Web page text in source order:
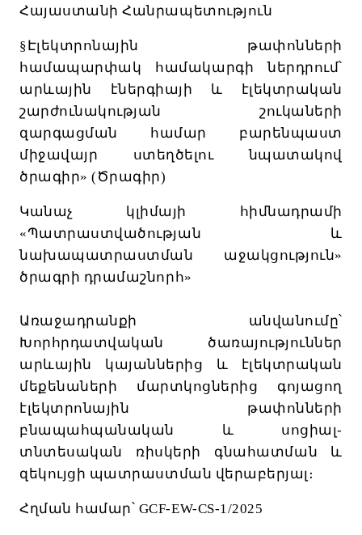
Հայաստանի Հանրապետություն
§Էլեկտրոնային
թափոնների
համապարփակ
համակարգի
ներդրում՝
արևային
էներգիայի և
էլեկտրական
շարժունակության
շուկաների
զարգացման
համար
բարենպաստ
միջավայր
ստեղծելու
նպատակով
ծրագիր» ( Ծրագիր)
Կանաչ կլիմայի
հիմնադրամի
«Պատրաստվածության
և
նախապատրաստման
աջակցություն»
ծրագրի դրամաշնորհ»
Առաջադրանքի
անվանումը՝
Խորհրդատվական
ծառայություններ
արևային
կայաններից և
էլեկտրական
մեքենաների
մարտկոցներից
գոյացող
էլեկտրոնային
թափոնների
բնապահպանական
և սոցիալ-
տնտեսական
ռիսկերի գնահատման
և
զեկույցի պատրաստման վերաբերյալ։
Հղման համար՝ GCF-EW-CS-1/2025